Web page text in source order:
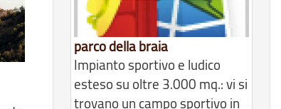
parco della braia
Impianto sportivo e ludico
esteso su oltre 3.000 mq.: vi si
trovano un campo sportivo in